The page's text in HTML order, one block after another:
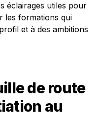
éclairages utiles pour
les formations qui
et à des ambitions
de route
au